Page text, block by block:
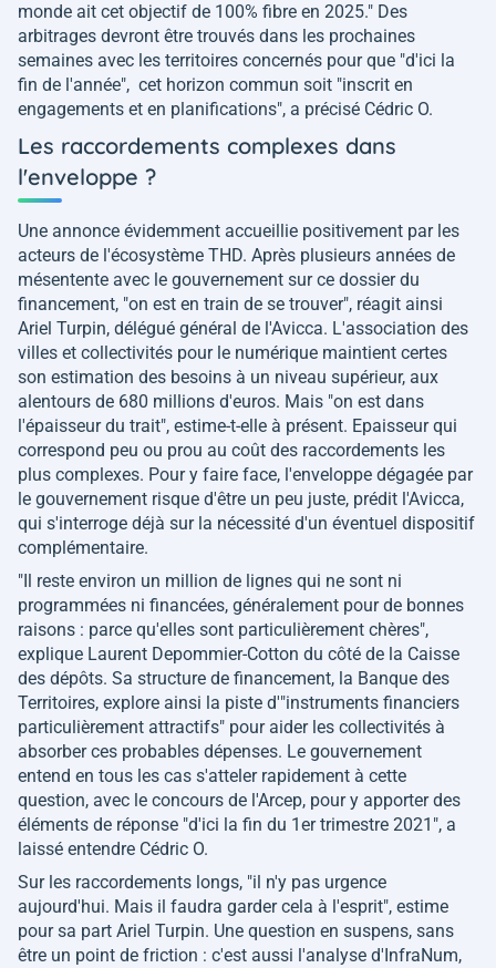
monde ait cet objectif de 100% fibre en 2025." Des
arbitrages devront être trouvés dans les prochaines
semaines avec les territoires concernés pour que "d'ici la
fin de l'année", cet horizon commun soit "inscrit en
engagements et en planifications", a précisé Cédric O.
Les raccordements complexes dans
l'enveloppe ?
Une annonce évidemment accueillie positivement par les
acteurs de l'écosystème THD. Après plusieurs années de
mésentente avec le gouvernement sur ce dossier du
financement, "on est en train de se trouver", réagit ainsi
Ariel Turpin, délégué général de l'Avicca. L'association des
villes et collectivités pour le numérique maintient certes
son estimation des besoins à un niveau supérieur, aux
alentours de 680 millions d'euros. Mais "on est dans
l'épaisseur du trait", estime-t-elle à présent. Epaisseur qui
correspond peu ou prou au coût des raccordements les
plus complexes. Pour y faire face, l'enveloppe dégagée par
le gouvernement risque d'être un peu juste, prédit l'Avicca,
qui s'interroge déjà sur la nécessité d'un éventuel dispositif
complémentaire.
"Il reste environ un million de lignes qui ne sont ni
programmées ni financées, généralement pour de bonnes
raisons : parce qu'elles sont particulièrement chères",
explique Laurent Depommier-Cotton du côté de la Caisse
des dépôts. Sa structure de financement, la Banque des
Territoires, explore ainsi la piste d'"instruments financiers
particulièrement attractifs" pour aider les collectivités à
absorber ces probables dépenses. Le gouvernement
entend en tous les cas s'atteler rapidement à cette
question, avec le concours de l'Arcep, pour y apporter des
éléments de réponse "d'ici la fin du 1er trimestre 2021", a
laissé entendre Cédric O.
Sur les raccordements longs, "il n'y pas urgence
aujourd'hui. Mais il faudra garder cela à l'esprit", estime
pour sa part Ariel Turpin. Une question en suspens, sans
être un point de friction : c'est aussi l'analyse d'InfraNum,